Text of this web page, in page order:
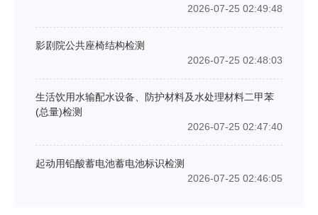
2026-07-25 02:49:48
影剧院公共座椅结构检测
2026-07-25 02:48:03
生活饮用水输配水设备、防护材料及水处理材料二甲苯
(总量)检测
2026-07-25 02:47:40
起动用铅酸蓄电池蓄电池标识检测
2026-07-25 02:46:05